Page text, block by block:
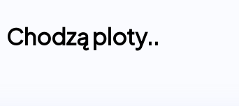
Chodzą ploty..